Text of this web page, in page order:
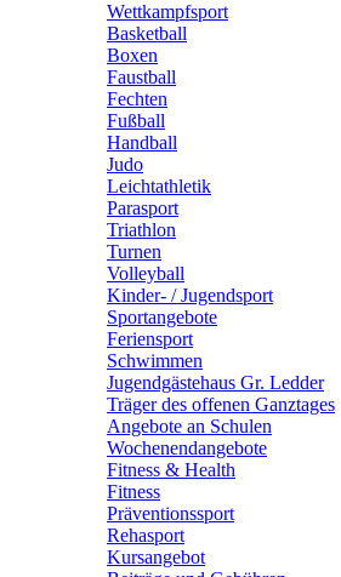
Wettkampfsport
Basketball
Boxen
Faustball
Fechten
Fußball
Handball
Judo
Leichtathletik
Parasport
Triathlon
Turnen
Volleyball
Kinder- / Jugendsport
Sportangebote
Feriensport
Schwimmen
Jugendgästehaus Gr. Ledder
Träger des offenen Ganztages
Angebote an Schulen
Wochenendangebote
Fitness & Health
Fitness
Präventionssport
Rehasport
Kursangebot